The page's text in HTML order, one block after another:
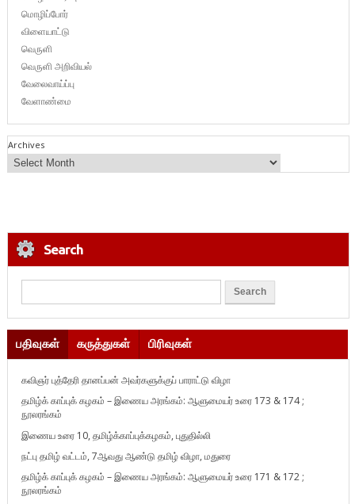
மொழிப்போர்
விளையாட்டு
வெருளி
வெருளி அறிவியல்
வேலைவாய்ப்பு
வேளாண்மை
Archives
Search
பதிவுகள் கருத்துகள் பிரிவுகள்
கவிஞர் புத்தேரி தானப்பன் அவர்களுக்குப் பாராட்டு விழா
தமிழ்க் காப்புக் கழகம் – இணைய அரங்கம்: ஆளுமையர் உரை 173 & 174 ;
நூலரங்கம்
இணைய உரை 10, தமிழ்க்காப்புக்கழகம், புதுதில்லி
நட்பு தமிழ் வட்டம், 7ஆவது ஆண்டு தமிழ் விழா, மதுரை
தமிழ்க் காப்புக் கழகம் – இணைய அரங்கம்: ஆளுமையர் உரை 171 & 172 ;
நூலரங்கம்